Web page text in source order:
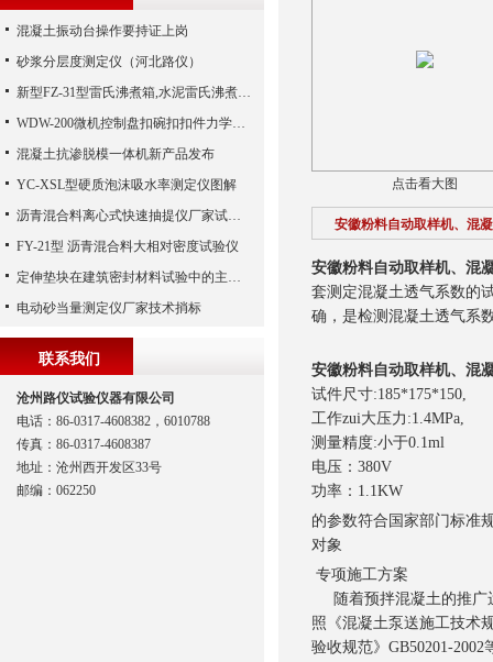
点击看大图
安徽粉料自动取样机、混
安徽粉料自动取样机、混
套测定混凝土透气系数的
确，是检测混凝土透气系
安徽粉料自动取样机、混
试件尺寸:185*175*150,
工作zui大压力:1.4MPa,
测量精度:小于0.1ml
电压：380V
功率：1.1KW
的参数符合国家部门标准
对象
专项施工方案
随着预拌混凝土的推广
照《混凝土泵送施工技术
验收规范》GB50201-
混凝土振动台操作要持证上岗
砂浆分层度测定仪（河北路仪）
新型FZ-31型雷氏沸煮箱,水泥雷氏沸煮箱,（沧州路仪）
WDW-200微机控制盘扣碗扣扣件力学试验机配置夹具详单
混凝土抗渗脱模一体机新产品发布
YC-XSL型硬质泡沫吸水率测定仪图解
沥青混合料离心式快速抽提仪厂家试验方法
FY-21型 沥青混合料大相对密度试验仪
定伸垫块在建筑密封材料试验中的主要功能解析
电动砂当量测定仪厂家技术捎标
联系我们
沧州路仪试验仪器有限公司
电话：86-0317-4608382，6010788
传真：86-0317-4608387
地址：沧州西开发区33号
邮编：062250